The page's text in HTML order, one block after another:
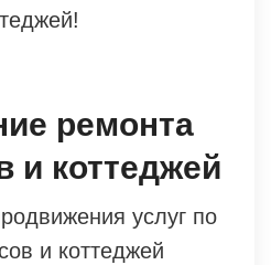
ремонта
и коттеджей
услуг по
и коттеджей